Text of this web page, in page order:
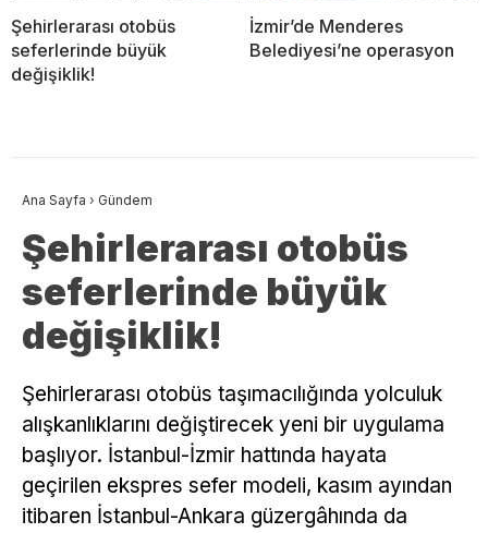
Şehirlerarası otobüs
seferlerinde büyük
değişiklik!
İzmir’de Menderes
Belediyesi’ne operasyon
Ana Sayfa › Gündem
Şehirlerarası otobüs
seferlerinde büyük
değişiklik!
Şehirlerarası otobüs taşımacılığında yolculuk
alışkanlıklarını değiştirecek yeni bir uygulama
başlıyor. İstanbul-İzmir hattında hayata
geçirilen ekspres sefer modeli, kasım ayından
itibaren İstanbul-Ankara güzergâhında da